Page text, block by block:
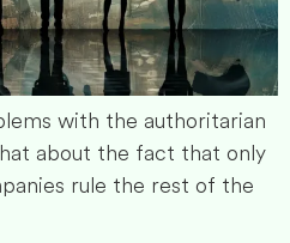
with the authoritarian
about the fact that only
rule the rest of the